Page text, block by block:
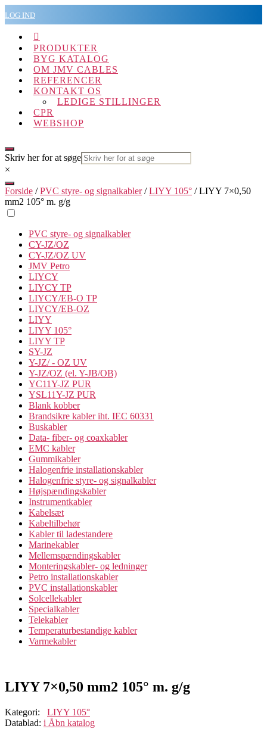
til
indholdet
LOG IND

PRODUKTER
BYG KATALOG
OM JMV CABLES
REFERENCER
KONTAKT OS
LEDIGE STILLINGER
CPR
WEBSHOP
Skriv her for at søge
×
Forside /PVC styre- og signalkabler/LIYY 105° / LIYY 7×0,50
mm2 105° m. g/g
PVC styre- og signalkabler
CY-JZ/OZ
CY-JZ/OZ UV
JMV Petro
LIYCY
LIYCY TP
LIYCY/EB-O TP
LIYCY/EB-OZ
LIYY
LIYY 105°
LIYY TP
SY-JZ
Y-JZ/ - OZ UV
Y-JZ/OZ (el. Y-JB/OB)
YC11Y-JZ PUR
YSL11Y-JZ PUR
Blank kobber
Brandsikre kabler iht. IEC 60331
Buskabler
Data- fiber- og coaxkabler
EMC kabler
Gummikabler
Halogenfrie installationskabler
Halogenfrie styre- og signalkabler
Højspændingskabler
Instrumentkabler
Kabelsæt
Kabeltilbehør
Kabler til ladestandere
Marinekabler
Mellemspændingskabler
Monteringskabler- og ledninger
Petro installationskabler
PVC installationskabler
Solcellekabler
Specialkabler
Telekabler
Temperaturbestandige kabler
Varmekabler
LIYY 7×0,50 mm2 105° m. g/g
Kategori: LIYY 105°
Datablad: i Åbn katalog